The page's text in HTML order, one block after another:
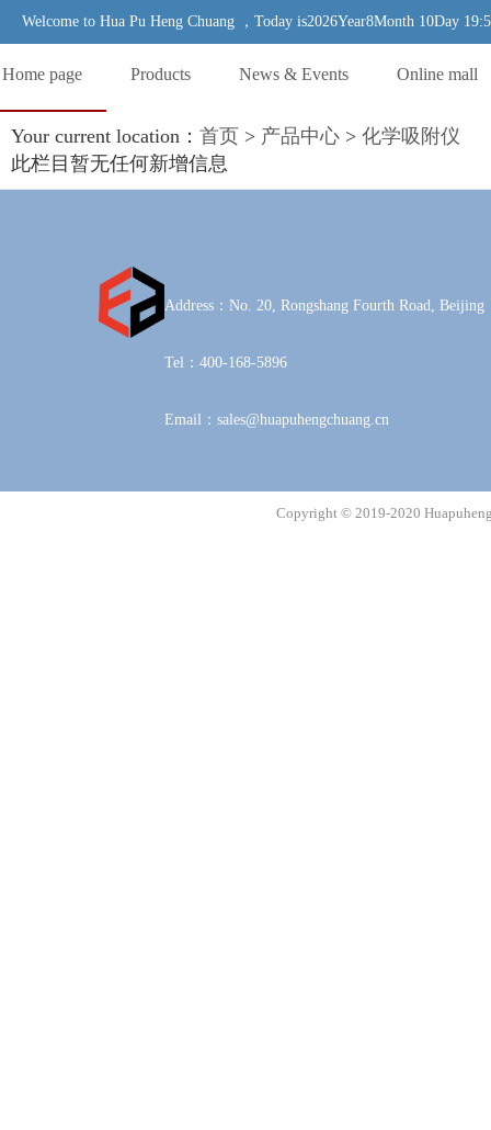
Welcome to Hua Pu Heng Chuang ，Today is2026Year8Month 10Day
Home page Products News & Events Online mall
Your current location： 首页 > 产品中心 > 化学吸附仪
此栏目暂无任何新增信息
Address：No. 20, Rongshang Fourth Road, Beijing
Tel：400-168-5896
Email：sales@huapuhengchuang.cn
Copyright © 2019-2020